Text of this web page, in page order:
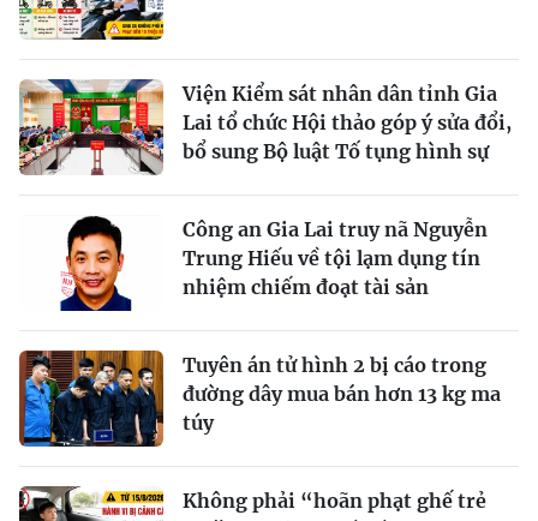
Viện Kiểm sát nhân dân tỉnh Gia
Lai tổ chức Hội thảo góp ý sửa đổi,
bổ sung Bộ luật Tố tụng hình sự
Công an Gia Lai truy nã Nguyễn
Trung Hiếu về tội lạm dụng tín
nhiệm chiếm đoạt tài sản
Tuyên án tử hình 2 bị cáo trong
đường dây mua bán hơn 13 kg ma
túy
Không phải “hoãn phạt ghế trẻ